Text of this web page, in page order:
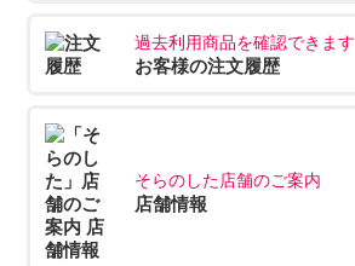
過去利用商品を確認できます
お客様の注文履歴
そらのした店舗のご案内
店舗情報